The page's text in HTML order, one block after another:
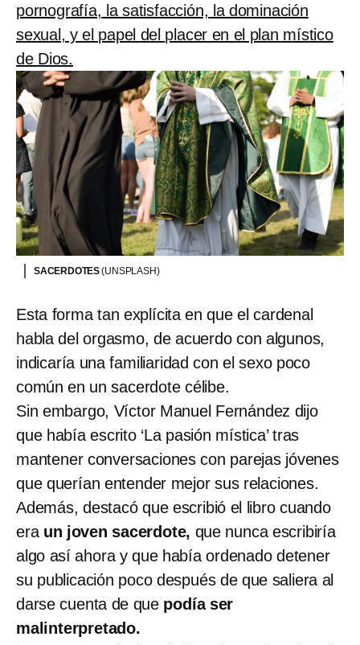
pornografía, la satisfacción, la dominación
sexual, y el papel del placer en el plan místico
de Dios.
SACERDOTES(UNSPLASH)
Esta forma tan explícita en que el cardenal
habla del orgasmo, de acuerdo con algunos,
indicaría una familiaridad con el sexo poco
común en un sacerdote célibe.
Sin embargo, Víctor Manuel Fernández dijo
que había escrito ‘La pasión mística’ tras
mantener conversaciones con parejas jóvenes
que querían entender mejor sus relaciones.
Además, destacó que escribió el libro cuando
era un joven sacerdote, que nunca escribiría
algo así ahora y que había ordenado detener
su publicación poco después de que saliera al
darse cuenta de que podía ser
malinterpretado.